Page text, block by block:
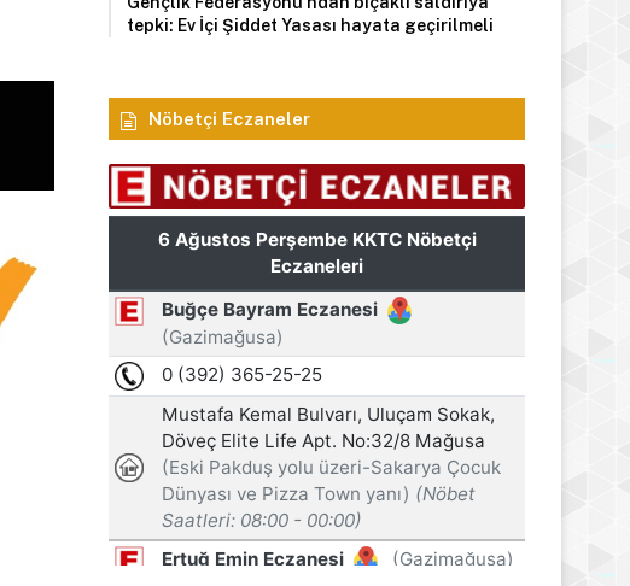
tepki: Ev İçi Şiddet Yasası hayata geçirilmeli
Nöbetçi Eczaneler